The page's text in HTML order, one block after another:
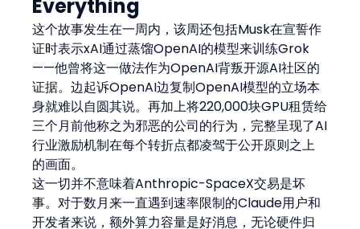
Everything
这个故事发生在一周内，该周还包括Musk在宣誓作
证时表示xAI通过蒸馏OpenAI的模型来训练Grok
——他曾将这一做法作为OpenAI背叛开源AI社区的
证据。边起诉OpenAI边复制OpenAI模型的立场本
身就难以自圆其说。再加上将220,000块GPU租赁给
三个月前他称之为邪恶的公司的行为，完整呈现了AI
行业激励机制在每个转折点都凌驾于公开原则之上
的画面。
这一切并不意味着Anthropic-SpaceX交易是坏
事。对于数月来一直遇到速率限制的Claude用户和
开发者来说，额外算力容量是好消息，无论硬件归